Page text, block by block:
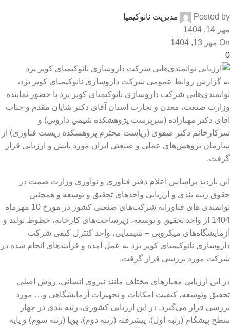
Posted by
مدیریت نانوکیمیا
مهر 14, 1404
On مهر 13, 1404
0
به گزارش روابط عمومی شرکت داروسازی نانوکیمیای کویر یزد،
توانمندی‌هایی شرکت داروسازی نانوکیمیای کویر یزد با حضور نماینده
وزارت صنعت، معدن و تجارت استان آقای دکتر شایان مقدم و جناب
آقای دکتر مهنازاده (سرپرست پژوهشكده شيمي دارويي) و
سرکارخانم دکتر صفوی (ریاست محترم پژوهشکده زیست فناوری) از
سازمان پژوهش‌های عملی و صنعتی ایران مورد پایش و ارزیابی قرار
گرفت.
این بازدید براساس اعلام دفتر فناوری و نوآوری وزارت صمت در
حقوق رتبه بندی و ارزیابی واحدهای تحقیق و توسعه و همچنین
توانمندی های فناورانه شرکت‌های صنعتی کشور در مورخ 10 مهرماه
1404 از واحد تحقیق و توسعه، زیرساخت‌های کارخانه، خطوط تولید و
آزمایشگاه‌های میکروبی – شیمیایی، واحد کنترل کیفی شرکت
داروسازی نانوکیمیای کویر یزد به عمل آمده و فرآیند‌های انجام شده در
شرکت مورد بررسی قرار گرفت.
در این ارزیابی معیارهای مختلف مانند نیروی انسانی، روش اصلی
تحقیق وتوسعه، کیفیت امکانات و تجهیزات آزمایشگاهی و… مورد
بررسی قرار می‌گیرد. در این ارزیابی کشوری، رتبه بندی در چهار
سطح پیشگام (رتبه اول)، پیشرفته (رتبه دوم)، پویا (رتبه سوم) و پایه